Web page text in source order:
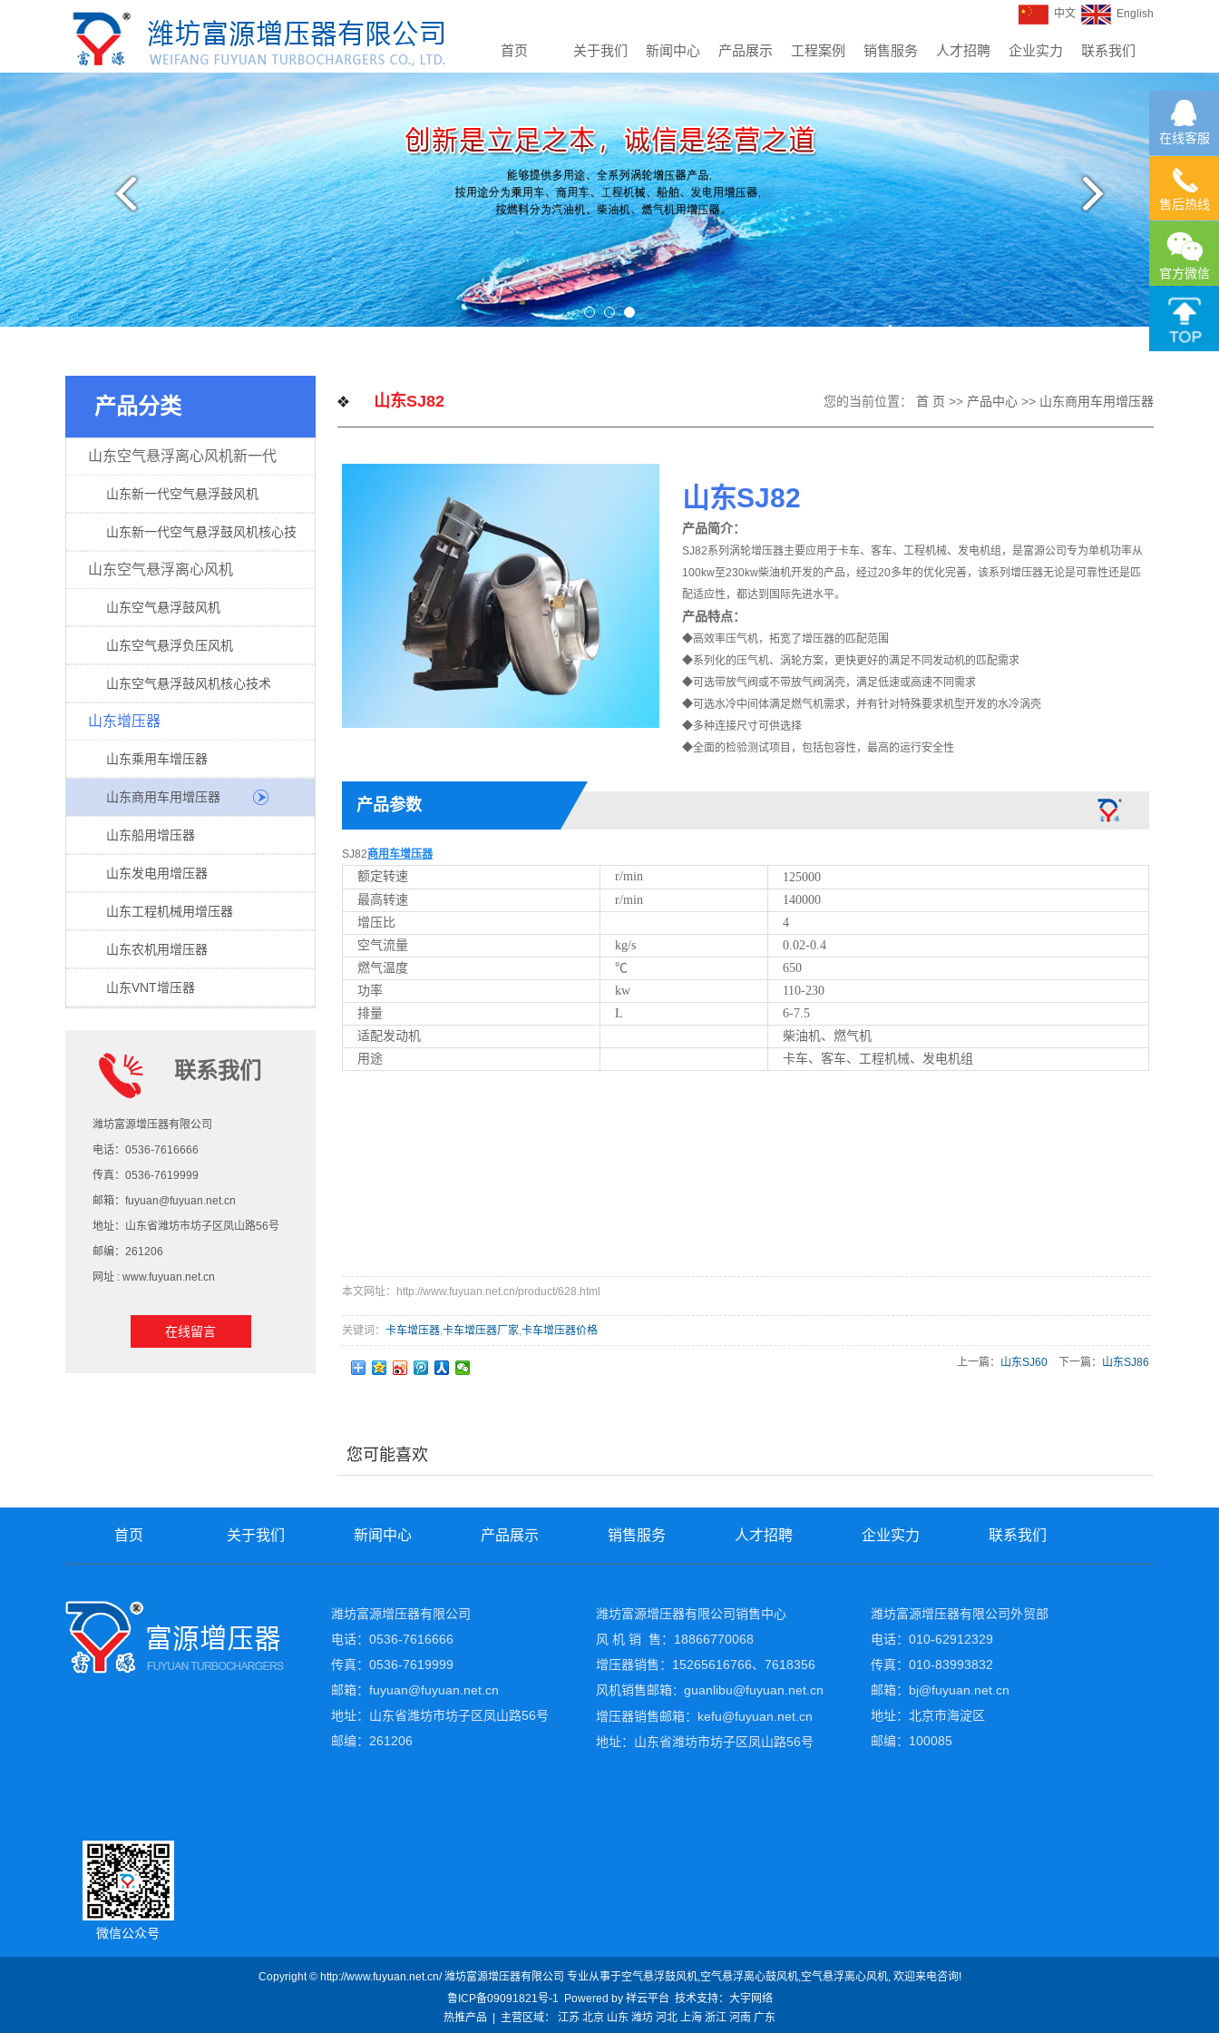
中文 English
首页 关于我们 新闻中心 产品展示 工程案例 销售服务 人才招聘 企业实力 联系我们
产品分类
山东空气悬浮离心风机新一代
山东新一代空气悬浮鼓风机
山东新一代空气悬浮鼓风机核心技
山东空气悬浮离心风机
山东空气悬浮鼓风机
山东空气悬浮负压风机
山东空气悬浮鼓风机核心技术
山东增压器
山东乘用车增压器
山东商用车用增压器
山东船用增压器
山东发电用增压器
山东工程机械用增压器
山东农机用增压器
山东VNT增压器
联系我们
潍坊富源增压器有限公司
电话：0536-7616666
传真：0536-7619999
邮箱：fuyuan@fuyuan.net.cn
地址：山东省潍坊市坊子区凤山路56号
邮编：261206
网址 : www.fuyuan.net.cn
在线留言
山东SJ82 您的当前位置： 首 页 >> 产品中心 >> 山东商用车用增压器
山东SJ82
产品简介：
SJ82系列涡轮增压器主要应用于卡车、客车、工程机械、发电机组，是富源公司专为单机功率从
100kw至230kw柴油机开发的产品，经过20多年的优化完善，该系列增压器无论是可靠性还是匹
配适应性，都达到国际先进水平。
产品特点：
◆高效率压气机，拓宽了增压器的匹配范围
◆系列化的压气机、涡轮方案，更快更好的满足不同发动机的匹配需求
◆可选带放气阀或不带放气阀涡壳，满足低速或高速不同需求
◆可选水冷中间体满足燃气机需求，并有针对特殊要求机型开发的水冷涡壳
◆多种连接尺寸可供选择
◆全面的检验测试项目，包括包容性，最高的运行安全性
产品参数
SJ82商用车增压器
额定转速 r/min
125000
最高转速
r/min
140000
增压比
4
空气流量
kg/s
0.02-0.4
燃气温度
℃
650
功率
kw
110-230
排量
L
6-7.5
适配发动机
柴油机、燃气机
用途
卡车、客车、工程机械、发电机组
本文网址：http://www.fuyuan.net.cn/product/628.html
关键词： 卡车增压器,卡车增压器厂家,卡车增压器价格
上一篇： 山东SJ60 下一篇： 山东SJ86
您可能喜欢
首页 关于我们 新闻中心 产品展示 销售服务 人才招聘 企业实力 联系我们
潍坊富源增压器有限公司
电话：0536-7616666
传真：0536-7619999
邮箱：fuyuan@fuyuan.net.cn
地址：山东省潍坊市坊子区凤山路56号
邮编：261206
潍坊富源增压器有限公司销售中心
风 机 销 售：18866770068
增压器销售：15265616766、7618356
风机销售邮箱： guanlibu@fuyuan.net.cn
增压器销售邮箱：kefu@fuyuan.net.cn
地址：山东省潍坊市坊子区凤山路56号
潍坊富源增压器有限公司外贸部
电话：010-62912329
传真：010-83993832
邮箱：bj@fuyuan.net.cn
地址：北京市海淀区
邮编：100085
微信公众号
Copyright © http://www.fuyuan.net.cn/ 潍坊富源增压器有限公司 专业从事于空气悬浮鼓风机,空气悬浮离心鼓风机,空气悬浮离心风机, 欢迎来电咨询!
鲁ICP备09091821号-1 Powered by 祥云平台 技术支持： 大宇网络
热推产品 | 主营区域： 江苏 北京 山东 潍坊 河北 上海 浙江 河南 广东
在线客服
售后热线
官方微信